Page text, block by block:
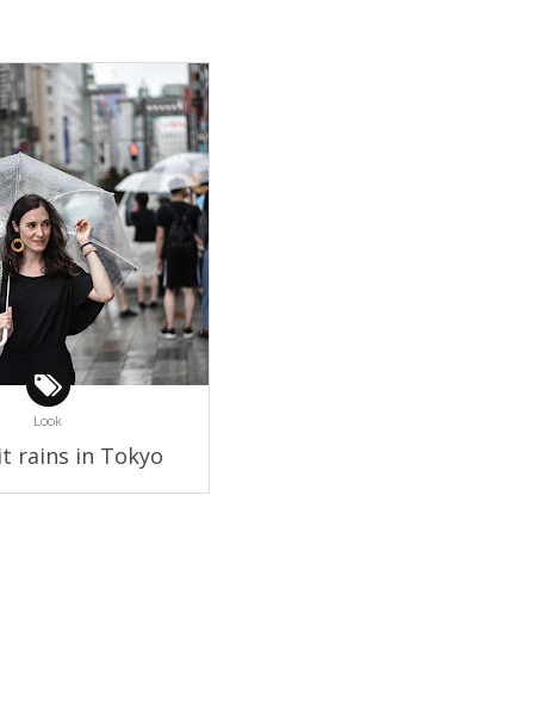
Look
rains in Tokyo